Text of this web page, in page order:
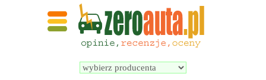
Wyszukiwarka
elektrycznych